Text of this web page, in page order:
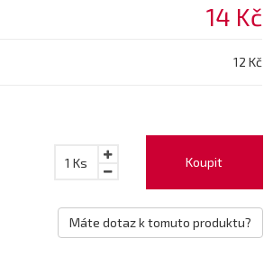
14 Kč
12 Kč
Koupit
1 Ks
Máte dotaz k tomuto produktu?